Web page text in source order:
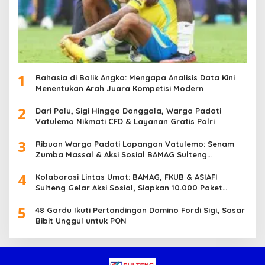
1
Rahasia di Balik Angka: Mengapa Analisis Data Kini
Menentukan Arah Juara Kompetisi Modern
2
Dari Palu, Sigi Hingga Donggala, Warga Padati
Vatulemo Nikmati CFD & Layanan Gratis Polri
3
Ribuan Warga Padati Lapangan Vatulemo: Senam
Zumba Massal & Aksi Sosial BAMAG Sulteng
4
Kolaborasi Lintas Umat: BAMAG, FKUB & ASIAFI
Sulteng Gelar Aksi Sosial, Siapkan 10.000 Paket
5
48 Gardu Ikuti Pertandingan Domino Fordi Sigi, Sasar
Bibit Unggul untuk PON